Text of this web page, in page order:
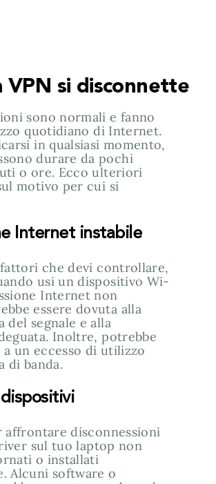
VPN si disconnette
sono normali e fanno
quotidiano di Internet.
in qualsiasi momento,
durare da pochi
o ore. Ecco ulteriori
motivo per cui si
Internet instabile
che devi controllare,
usi un dispositivo Wi-
Internet non
essere dovuta alla
del segnale e alla
Inoltre, potrebbe
un eccesso di utilizzo
di banda.
affrontare disconnessioni
sul tuo laptop non
o installati
Alcuni software o